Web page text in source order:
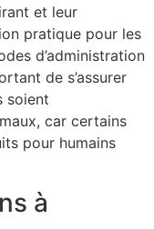
et leur
pratique pour les
d’administration
de s’assurer
soient
car certains
pour humains
à